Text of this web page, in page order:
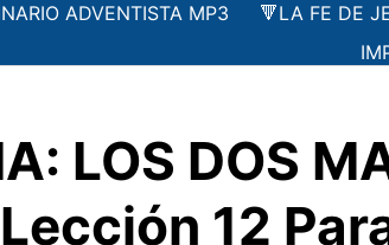
ADVENTISTA MP3 🔻LA FE DE
LOS DOS
12